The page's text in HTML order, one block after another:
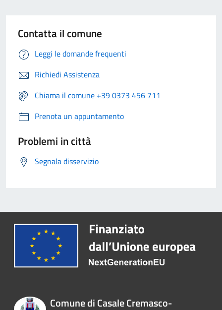
Contatta il comune
Leggi le domande frequenti
Richiedi Assistenza
Chiama il comune +39 0373 456 711
Prenota un appuntamento
Problemi in città
Segnala disservizio
Comune di Casale Cremasco-